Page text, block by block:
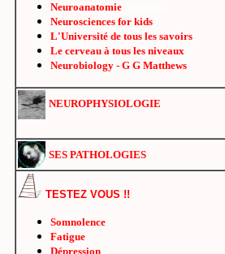
Neuroanatomie
Neurosciences for kids
L'Université de tous les savoirs
Le cerveau à tous les niveaux
Neurobiology - G G Matthews
NEUROPHYSIOLOGIE
SES PATHOLOGIES
TESTEZ VOUS !!
Somnolence
Fatigue
Dépression